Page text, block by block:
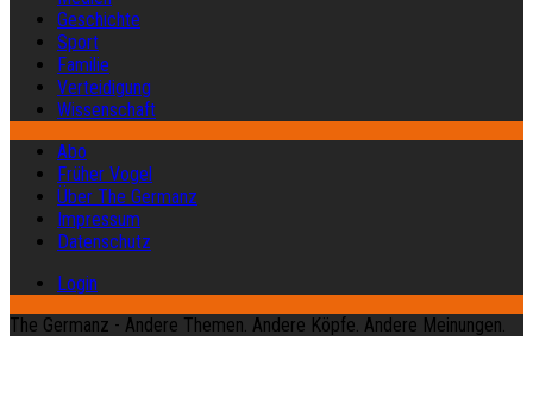
Geschichte
Sport
Familie
Verteidigung
Wissenschaft
Abo
Früher Vogel
Über The Germanz
Impressum
Datenschutz
Login
The Germanz - Andere Themen. Andere Köpfe. Andere Meinungen.